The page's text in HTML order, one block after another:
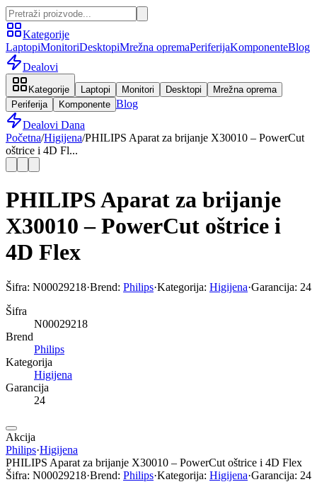
Kategorije
LaptopiMonitoriDesktopiMrežna opremaPeriferijaKomponenteBlog
Dealovi
Kategorije Laptopi Monitori Desktopi
Mrežna oprema
Periferija
Komponente Blog
Dealovi Dana
Početna/Higijena/PHILIPS Aparat za brijanje X30010 – PowerCut
oštrice i 4D Fl...
PHILIPS Aparat za brijanje
X30010 – PowerCut oštrice i
4D Flex
Šifra: N00029218·Brend: Philips·Kategorija: Higijena·Garancija: 24
Šifra
N00029218
Brend
Philips
Kategorija
Higijena
Garancija
24
Akcija
Philips·Higijena
PHILIPS Aparat za brijanje X30010 – PowerCut oštrice i 4D Flex
Šifra: N00029218·Brend: Philips·Kategorija: Higijena·Garancija: 24